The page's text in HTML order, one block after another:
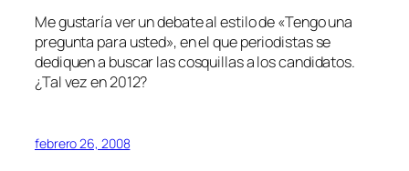
Me gustaría ver un debate al estilo de «Tengo una
pregunta para usted», en el que periodistas se
dediquen a buscar las cosquillas a los candidatos.
¿Tal vez en 2012?
febrero 26, 2008